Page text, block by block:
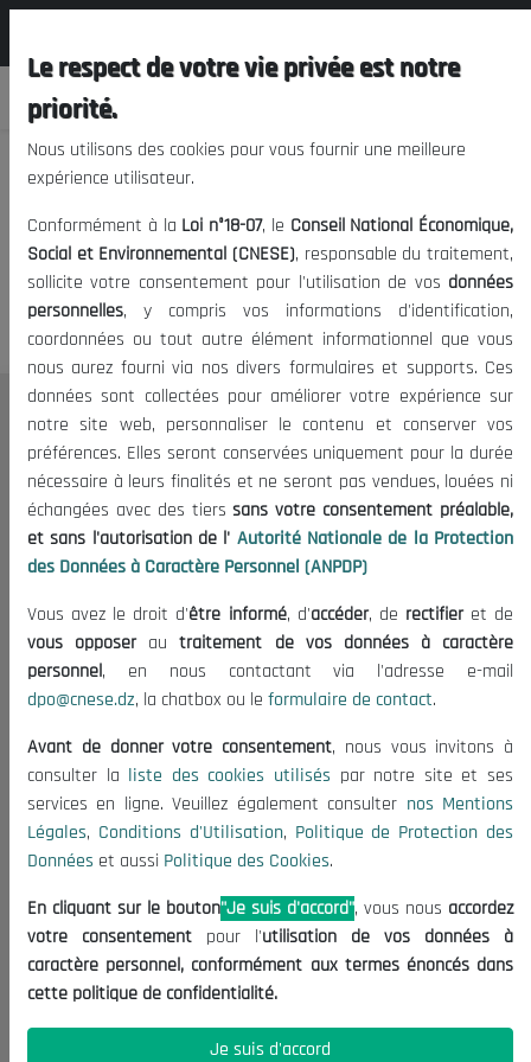
Nous vous prions de nous
excuser, mais l'accès à ce
contenu est restreint.
Le CNESE
A Propos
Le président
Organisation
Publications
Informations utiles
Appels d'offres et Consultations
Mentions Légales
Conditions d'Utilisation
Politique de Protection des Données
Politique des Cookies
Nous Contacter
(+213) 021 98 01 00|01|02
contact@cnese.dz
Suggestions ou Initiatives ?
Newsletter
dernières nouvelles.
Le respect de votre vie privée est notre
priorité.
Nous utilisons des cookies pour vous fournir une meilleure
expérience utilisateur.
Conformément à la Loi n°18-07, le Conseil National Économique,
Social et Environnemental (CNESE), responsable du traitement,
sollicite votre consentement pour l'utilisation de vos données
personnelles, y compris vos informations d'identification,
coordonnées ou tout autre élément informationnel que vous
nous aurez fourni via nos divers formulaires et supports. Ces
données sont collectées pour améliorer votre expérience sur
notre site web, personnaliser le contenu et conserver vos
préférences. Elles seront conservées uniquement pour la durée
nécessaire à leurs finalités et ne seront pas vendues, louées ni
échangées avec des tierssans votre consentement préalable,
et sans l'autorisation de l' Autorité Nationale de la Protection
des Données à Caractère Personnel (ANPDP)
Vous avez le droit d'être informé, d'accéder, de rectifieret de
vous opposerautraitement de vos données à caractère
personnel, en nous contactant via l'adresse e-mail
dpo@cnese.dz, la chatbox ou le formulaire de contact.
Avant de donner votre consentement, nous vous invitons à
consulter la liste des cookies utilisés par notre site et ses
services en ligne. Veuillez également consulter nos Mentions
Légales, Conditions d'Utilisation, Politique de Protection des
Données et aussi Politique des Cookies.
En cliquant sur le bouton"Je suis d'accord", vous nous accordez
votre consentement pour l'utilisation de vos données à
caractère personnel, conformément aux termes énoncés dans
cette politique de confidentialité.
Je suis d'accord